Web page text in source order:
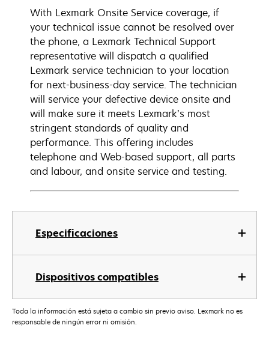
Especificaciones
Dispositivos compatibles
With Lexmark Onsite Service coverage, if
your technical issue cannot be resolved over
the phone, a Lexmark Technical Support
representative will dispatch a qualified
Lexmark service technician to your location
for next-business-day service. The technician
will service your defective device onsite and
will make sure it meets Lexmark’s most
stringent standards of quality and
performance. This offering includes
telephone and Web-based support, all parts
and labour, and onsite service and testing.
Toda la información está sujeta a cambio sin previo aviso. Lexmark no es
responsable de ningún error ni omisión.